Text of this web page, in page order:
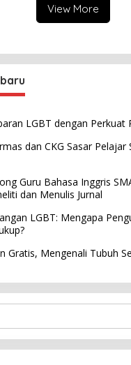
View More
LGBT dengan Perkuat
dan CKG Sasar Pelajar
Guru Bahasa Inggris
dan Menulis Jurnal
LGBT: Mengapa
Gratis, Mengenali Tubuh